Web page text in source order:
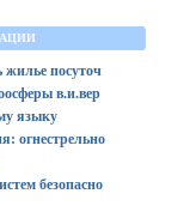
жилье посуточ
в.и.вер
языку
огнестрельно
безопасно